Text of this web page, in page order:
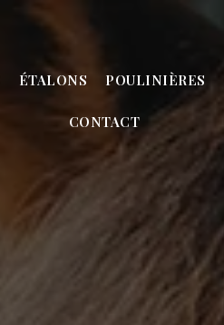
ÉTALONS POULINIÈRES
CONTACT